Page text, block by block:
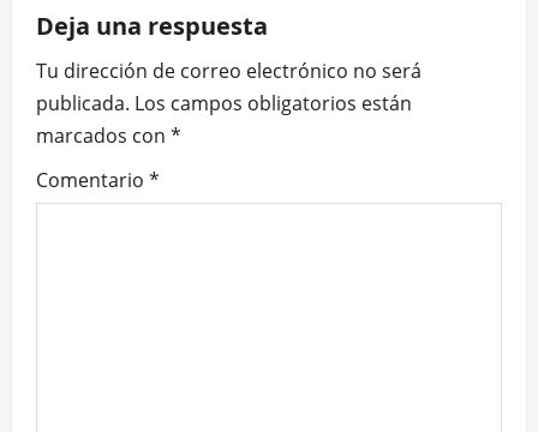
i
ó
n
d
Deja una respuesta
Tu dirección de correo electrónico no será
publicada. Los campos obligatorios están
marcados con *
Comentario *